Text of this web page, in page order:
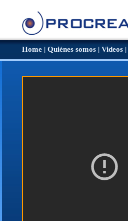
Home | Quiénes somos | Videos |